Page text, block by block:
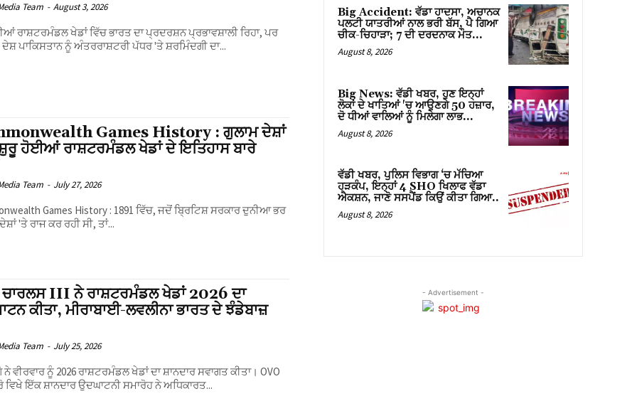
Team - August 3, 2026
ਰਾਸ਼ਟਰਮੰਡਲ ਖੇਡਾਂ ਵਿੱਚ ਭਾਰਤ ਦਾ ਪ੍ਰਦਰਸ਼ਨ ਪ੍ਰਭਾਵਸ਼ਾਲੀ ਰਿਹਾ, ਪਰ
ਪਾਕਿਸਤਾਨ ਨੂੰ ਅੰਤਰਰਾਸ਼ਟਰੀ ਪੱਧਰ 'ਤੇ ਸ਼ਰਮਿੰਦਗੀ ਦਾ...
Games History : ਗੁਲਾਮ ਦੇਸ਼ਾਂ
ਹੋਈਆਂ ਰਾਸ਼ਟਰਮੰਡਲ ਖੇਡਾਂ ਦੇ ਇਤਿਹਾਸ ਬਾਰੇ
Team - July 27, 2026
Games History : 1891 ਵਿੱਚ, ਜਦੋਂ ਬ੍ਰਿਟਿਸ਼ ਸਰਕਾਰ ਦੁਨੀਆ ਭਰ
'ਤੇ ਰਾਜ ਕਰ ਰਹੀ ਸੀ, ਤਾਂ...
ਚਾਰਲਸ III ਨੇ ਰਾਸ਼ਟਰਮੰਡਲ ਖੇਡਾਂ 2026 ਦਾ
ਕੀਤਾ, ਮੀਰਾਬਾਈ-ਲਵਲੀਨਾ ਭਾਰਤ ਦੇ ਝੰਡੇਬਾਜ਼
Team - July 25, 2026
ਵੀਰਵਾਰ ਨੂੰ 2026 ਰਾਸ਼ਟਰਮੰਡਲ ਖੇਡਾਂ ਦਾ ਸ਼ਾਨਦਾਰ ਸਵਾਗਤ ਕੀਤਾ। OVO
ਵਿਖੇ ਇੱਕ ਸ਼ਾਨਦਾਰ ਉਦਘਾਟਨੀ ਸਮਾਰੋਹ ਨੇ ਅਧਿਕਾਰਤ...
Big Accident: ਵੱਡਾ ਹਾਦਸਾ, ਅਚਾਨਕ
ਪਲਟੀ ਯਾਤਰੀਆਂ ਨਾਲ ਭਰੀ ਬੱਸ, ਪੈ ਗਿਆ
ਚੀਕ-ਚਿਹਾੜਾ; 7 ਦੀ ਦਰਦਨਾਕ ਮੌਤ…
August 8, 2026
Big News: ਵੱਡੀ ਖਬਰ, ਹੁਣ ਇਨ੍ਹਾਂ
ਲੋਕਾਂ ਦੇ ਖਾਤਿਆਂ 'ਚ ਆਉਣਗੇ 50 ਹਜ਼ਾਰ,
ਦੋ ਧੀਆਂ ਵਾਲਿਆਂ ਨੂੰ ਮਿਲੇਗਾ ਲਾਭ…
August 8, 2026
ਵੱਡੀ ਖਬਰ, ਪੁਲਿਸ ਵਿਭਾਗ ‘ਚ ਮੱਚਿਆ
ਹੜਕੰਪ, ਇਨ੍ਹਾਂ 4 SHO ਖਿਲਾਫ ਵੱਡਾ
ਐਕਸ਼ਨ, ਜਾਣੋ ਸਸਪੈਂਡ ਕਿਉਂ ਕੀਤਾ ਗਿਆ..
August 8, 2026
- Advertisement -